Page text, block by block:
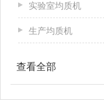
实验室均质机
生产均质机
查看全部